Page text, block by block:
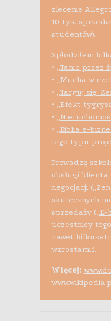
zlecenie
10 tys.
studentów).
Spłodziłem
• „Tanio przez
• „Mucha w
• „Targuj się!
• „Efekt
•
• „Biblia e-
tego typu
Prowadzę
obsługi klienta
negocjacji
skutecznych
sprzedaży („E-
uczestnicy
nawet
wzrostami;).
Więcej: